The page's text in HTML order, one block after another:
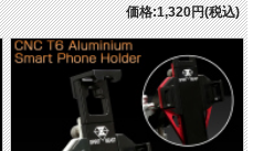
価格:1,320円(税込)